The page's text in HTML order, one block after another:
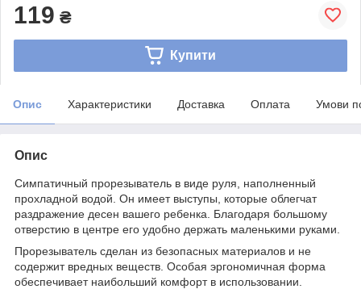
119 ₴
Купити
Опис Характеристики Доставка Оплата Умови
Опис
Симпатичный прорезыватель в виде руля, наполненный
прохладной водой. Он имеет выступы, которые облегчат
раздражение десен вашего ребенка. Благодаря большому
отверстию в центре его удобно держать маленькими руками.
Прорезыватель сделан из безопасных материалов и не
содержит вредных веществ. Особая эргономичная форма
обеспечивает наибольший комфорт в использовании.